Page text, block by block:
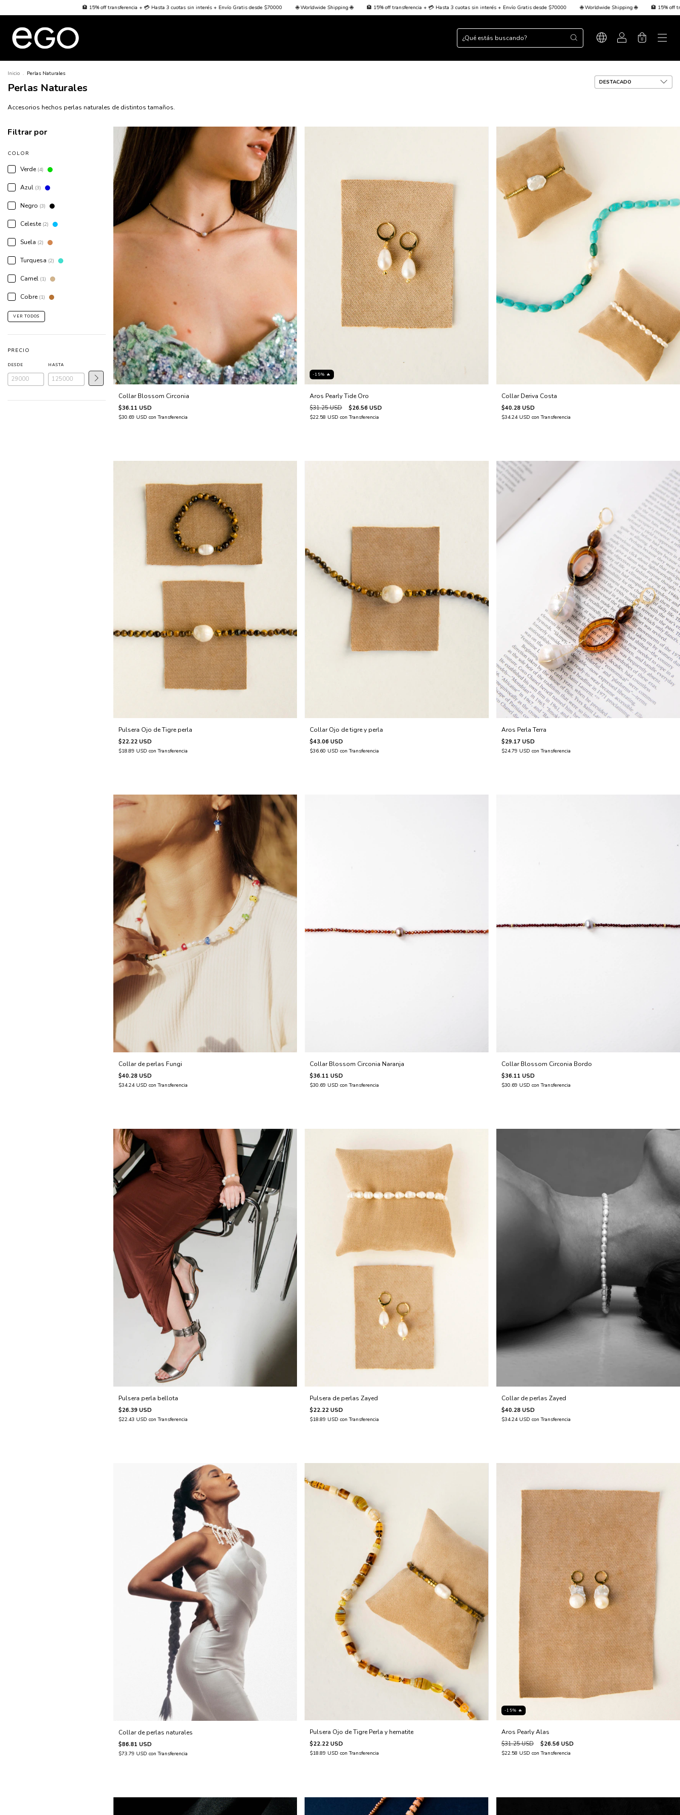
+ 💳 Hasta 3 cuotas sin interés + Envío Gratis desde $70000 🌐 Worldwide Shipping 🌐 🏦 15% off transferencia + 💳 Hasta 3 cuotas sin interés + Envío Gratis desde $70000 🌐 Worldwide Shipping 🌐 🏦 15% off transferencia + 💳 Hasta 3 cuotas sin interés + Envío
0
Inicio . Perlas Naturales
Perlas Naturales
Accesorios hechos perlas naturales de distintos tamaños.
Filtrar por
COLOR
Verde (4)
Azul (3)
Negro (3)
Celeste (2)
Suela (2)
Turquesa (2)
Camel (1)
Cobre (1)
VER TODOS
PRECIO
DESDE HASTA
Collar Blossom Circonia
$36.11 USD
$30.69 USD con Transferencia
-15% 🔥
Aros Pearly Tide Oro
$31.25 USD $26.56 USD
$22.58 USDcon Transferencia
Collar Deriva Costa
$40.28 USD
$34.24 USD con Transferencia
Pulsera Ojo de Tigre perla
$22.22 USD
$18.89 USD con Transferencia
Collar Ojo de tigre y perla
$43.06 USD
$36.60 USDcon Transferencia
Aros Perla Terra
$29.17 USD
$24.79 USD con Transferencia
Collar de perlas Fungi
$40.28 USD
$34.24 USD con Transferencia
Collar Blossom Circonia Naranja
$36.11 USD
$30.69 USDcon Transferencia
Collar Blossom Circonia Bordo
$36.11 USD
$30.69 USD con Transferencia
Pulsera perla bellota
$26.39 USD
$22.43 USD con Transferencia
Pulsera de perlas Zayed
$22.22 USD
$18.89 USDcon Transferencia
Collar de perlas Zayed
$40.28 USD
$34.24 USD con Transferencia
Collar de perlas naturales
$86.81 USD
$73.79 USD con Transferencia
Pulsera Ojo de Tigre Perla y hematite
$22.22 USD
$18.89 USDcon Transferencia
-15% 🔥
Aros Pearly Alas
$31.25 USD $26.56 USD
$22.58 USD con Transferencia